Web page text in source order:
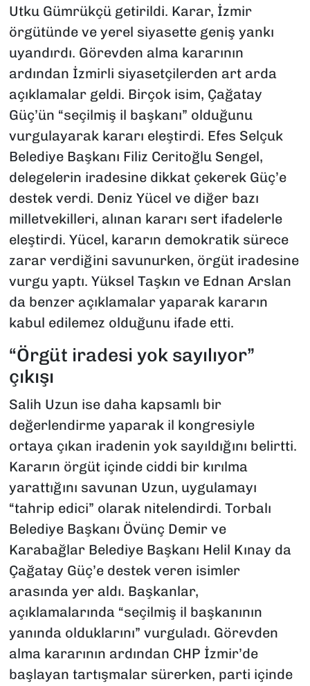
Utku Gümrükçü getirildi. Karar, İzmir
örgütünde ve yerel siyasette geniş yankı
uyandırdı. Görevden alma kararının
ardından İzmirli siyasetçilerden art arda
açıklamalar geldi. Birçok isim, Çağatay
Güç’ün “seçilmiş il başkanı” olduğunu
vurgulayarak kararı eleştirdi. Efes Selçuk
Belediye Başkanı Filiz Ceritoğlu Sengel,
delegelerin iradesine dikkat çekerek Güç’e
destek verdi. Deniz Yücel ve diğer bazı
milletvekilleri, alınan kararı sert ifadelerle
eleştirdi. Yücel, kararın demokratik sürece
zarar verdiğini savunurken, örgüt iradesine
vurgu yaptı. Yüksel Taşkın ve Ednan Arslan
da benzer açıklamalar yaparak kararın
kabul edilemez olduğunu ifade etti.
“Örgüt iradesi yok sayılıyor”
çıkışı
Salih Uzun ise daha kapsamlı bir
değerlendirme yaparak il kongresiyle
ortaya çıkan iradenin yok sayıldığını belirtti.
Kararın örgüt içinde ciddi bir kırılma
yarattığını savunan Uzun, uygulamayı
“tahrip edici” olarak nitelendirdi. Torbalı
Belediye Başkanı Övünç Demir ve
Karabağlar Belediye Başkanı Helil Kınay da
Çağatay Güç’e destek veren isimler
arasında yer aldı. Başkanlar,
açıklamalarında “seçilmiş il başkanının
yanında olduklarını” vurguladı. Görevden
alma kararının ardından CHP İzmir’de
başlayan tartışmalar sürerken, parti içinde